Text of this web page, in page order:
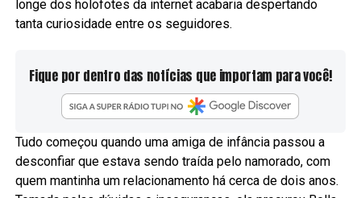
longe dos holofotes da internet acabaria despertando
tanta curiosidade entre os seguidores.
Fique por dentro das notícias que importam para você!
Tudo começou quando uma amiga de infância passou a
desconfiar que estava sendo traída pelo namorado, com
quem mantinha um relacionamento há cerca de dois anos.